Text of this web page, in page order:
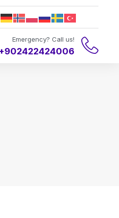
Emergency? Call us!